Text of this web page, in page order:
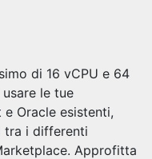
di 16 vCPU e 64
le tue
Oracle esistenti,
tra i differenti
Approfitta